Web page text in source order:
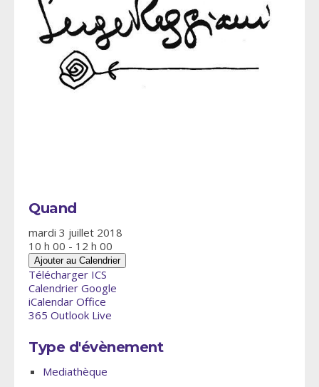
Quand
mardi 3 juillet 2018
10 h 00 - 12 h 00
Ajouter au Calendrier
Télécharger ICS
Calendrier Google
iCalendar Office
365 Outlook Live
Type d'évènement
Mediathèque